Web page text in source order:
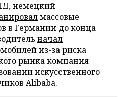
немецкий
массовые
в Германии до конца
начал
из-за риска
рынка компания
искусственного
Alibaba.